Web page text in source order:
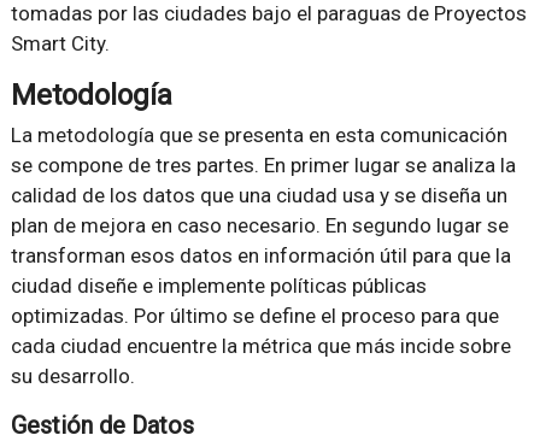
tomadas por las ciudades bajo el paraguas de Proyectos
Smart City.
Metodología
La metodología que se presenta en esta comunicación
se compone de tres partes. En primer lugar se analiza la
calidad de los datos que una ciudad usa y se diseña un
plan de mejora en caso necesario. En segundo lugar se
transforman esos datos en información útil para que la
ciudad diseñe e implemente políticas públicas
optimizadas. Por último se define el proceso para que
cada ciudad encuentre la métrica que más incide sobre
su desarrollo.
Gestión de Datos